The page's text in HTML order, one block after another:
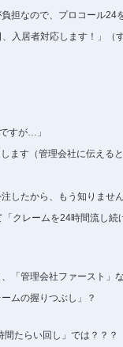
担なので、プロコール24
入居者対応します！」（
すが…」
ます（管理会社に伝える
したから、もう知りませ
クレームを24時間流し続
「管理会社ファースト」
ムの握りつぶし」？
たらい回し」では？？？